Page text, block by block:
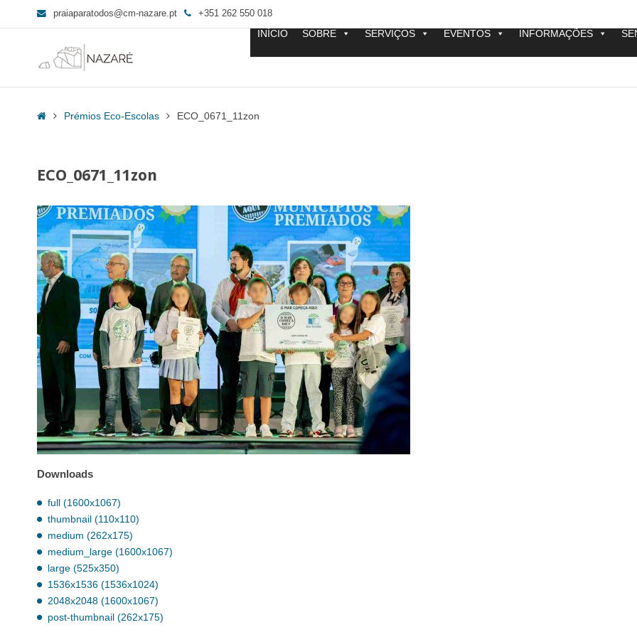
praiaparatodos@cm-nazare.pt +351 262 550 018
INÍCIO SOBRE SERVIÇOS EVENTOS INFORMAÇÕES
HomePrémios Eco-Escolas ECO_0671_11zon
ECO_0671_11zon
Downloads
full (1600x1067)
thumbnail (110x110)
medium (262x175)
medium_large (1600x1067)
large (525x350)
1536x1536 (1536x1024)
2048x2048 (1600x1067)
post-thumbnail (262x175)